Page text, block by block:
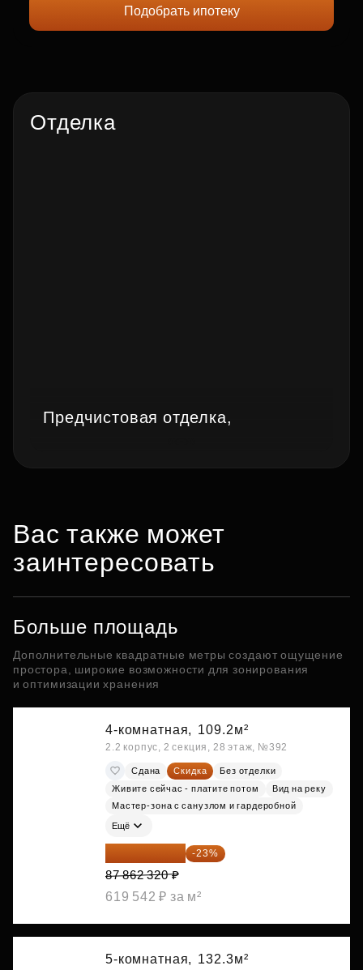
Подобрать ипотеку
Отделка
Предчистовая отделка,
Вас также может
заинтересовать
Больше площадь
Дополнительные квадратные метры создают ощущение
простора, широкие возможности для зонирования
и оптимизации хранения
4-комнатная, 109.2м²
2.2 корпус, 2 секция, 28 этаж, №392
Сдана Скидка
Без отделки
Живите сейчас - платите потом
Вид на реку
Мастер-зона с санузлом и гардеробной
Ещё
67 653 986 ₽ -23%
87 862 320 ₽
619 542 ₽ за м²
5-комнатная, 132.3м²